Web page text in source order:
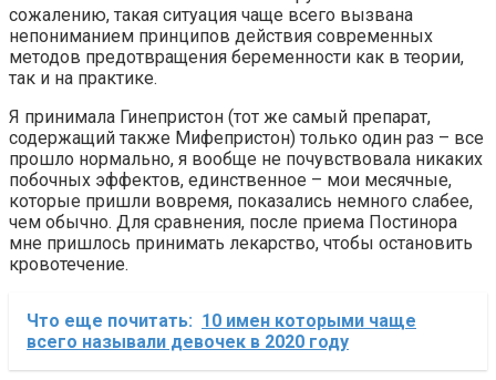
сожалению, такая ситуация чаще всего вызвана
непониманием принципов действия современных
методов предотвращения беременности как в теории,
так и на практике.
Я принимала Гинепристон (тот же самый препарат,
содержащий также Мифепристон) только один раз – все
прошло нормально, я вообще не почувствовала никаких
побочных эффектов, единственное – мои месячные,
которые пришли вовремя, показались немного слабее,
чем обычно. Для сравнения, после приема Постинора
мне пришлось принимать лекарство, чтобы остановить
кровотечение.
Что еще почитать: 10 имен которыми чаще
всего называли девочек в 2020 году